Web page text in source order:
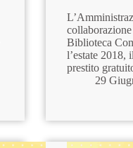
Biblioteca
l’estate
prestito
29